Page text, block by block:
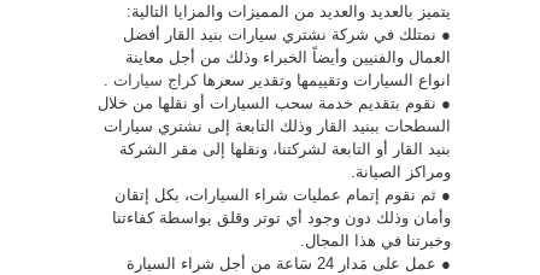
يتميز بالعديد والعديد من المميزات والمزايا التالية:
● نمتلك في شركة نشتري سيارات بنيد القار أفضل
العمال والفنيين وأيضاً الخبراء وذلك من أجل معاينة
انواع السيارات وتقييمها وتقدير سعرهاكراج سيارات
● نقوم بتقديم خدمة سحب السيارات أو نقلها من خلال
السطحات ببنيد القار وذلك التابعة إلى نشتري سيارات
بنيد القار أو التابعة لشركتنا، ونقلها إلى مقر الشركة
ومراكز الصيانة.
● ثم نقوم إتمام عمليات شراء السيارات، بكل إتقان
وأمان وذلك دون وجود أي توتر وقلق بواسطة كفاءتنا
وخبرتنا في هذا المجال.
● عمل على مَدار 24 سَاعة من أجل شراء السيارة